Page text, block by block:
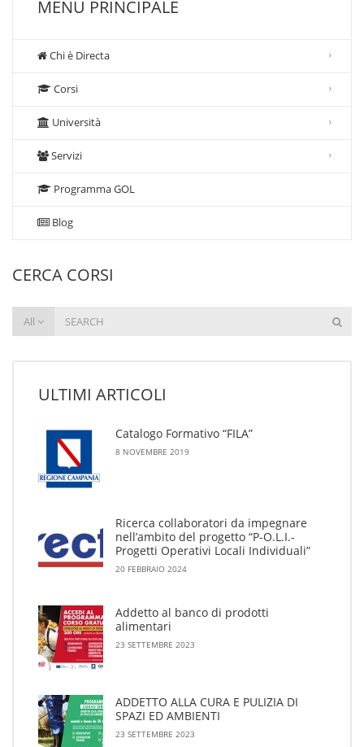
MENU PRINCIPALE
Chi è Directa
Corsi
Università
Servizi
Programma GOL
Blog
CERCA CORSI
All
ULTIMI ARTICOLI
Catalogo Formativo “FILA”
8 NOVEMBRE 2019
Ricerca collaboratori da impegnare
nell’ambito del progetto “P-O.L.I.-
Progetti Operativi Locali Individuali”
20 FEBBRAIO 2024
Addetto al banco di prodotti
alimentari
23 SETTEMBRE 2023
ADDETTO ALLA CURA E PULIZIA DI
SPAZI ED AMBIENTI
23 SETTEMBRE 2023